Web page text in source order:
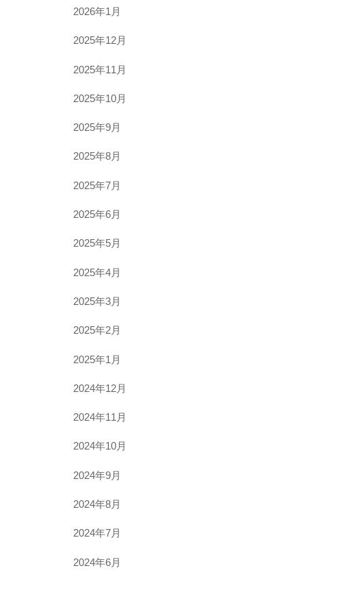
2026年1月
2025年12月
2025年11月
2025年10月
2025年9月
2025年8月
2025年7月
2025年6月
2025年5月
2025年4月
2025年3月
2025年2月
2025年1月
2024年12月
2024年11月
2024年10月
2024年9月
2024年8月
2024年7月
2024年6月